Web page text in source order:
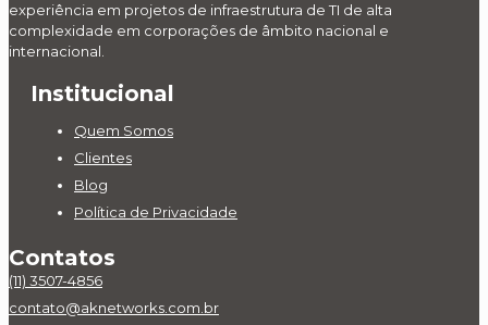
experiência em projetos de infraestrutura de TI de alta
complexidade em corporações de âmbito nacional e
internacional.
Institucional
Quem Somos
Clientes
Blog
Política de Privacidade
Contatos
(11) 3507-4856
contato@aknetworks.com.br